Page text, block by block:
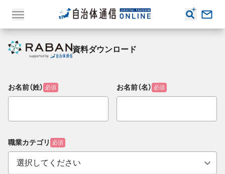
資料ダウンロード
お名前（姓） 必須 お名前（名） 必須
職業カテゴリ 必須